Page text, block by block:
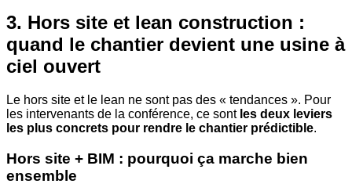
3. Hors site et lean construction :
quand le chantier devient une usine à
ciel ouvert
Le hors site et le lean ne sont pas des « tendances ». Pour
les intervenants de la conférence, ce sont les deux leviers
les plus concrets pour rendre le chantier prédictible.
Hors site + BIM : pourquoi ça marche bien
ensemble